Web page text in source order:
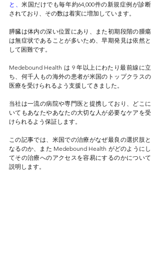
と、米国だけでも毎年約64,000件の新規症例が診断
されており、その数は着実に増加しています。
膵臓は体内の深い位置にあり、また初期段階の腫瘍
は無症状であることが多いため、早期発見は依然と
して困難です。
Medebound Health は 9 年以上にわたり最前線に立
ち、何千人もの海外の患者が米国のトップクラスの
医療を受けられるよう支援してきました。
当社は一流の病院や専門医と提携しており、どこに
いてもあなたやあなたの大切な人が必要なケアを受
けられるよう保証します。
この記事では、米国での治療がなぜ最良の選択肢と
なるのか、また Medebound Health がどのようにし
てその治療へのアクセスを容易にするのかについて
説明します。